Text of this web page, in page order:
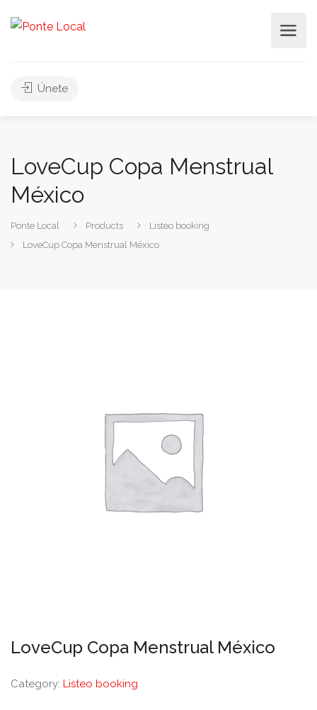
Únete
LoveCup Copa Menstrual
México
Ponte Local Products
Listeo booking
LoveCup Copa Menstrual México
LoveCup Copa Menstrual México
Category: Listeo booking